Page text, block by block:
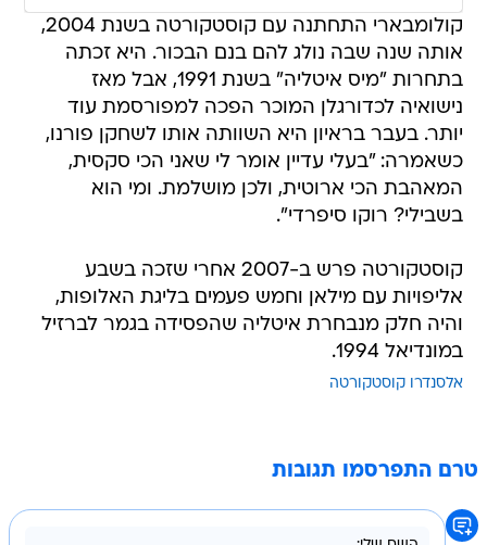
קולומבארי התחתנה עם קוסטקורטה בשנת 2004,
אותה שנה שבה נולג להם בנם הבכור. היא זכתה
בתחרות "מיס איטליה" בשנת 1991, אבל מאז
נישואיה לכדורגלן המוכר הפכה למפורסמת עוד
יותר. בעבר בראיון היא השוותה אותו לשחקן פורנו,
כשאמרה: "בעלי עדיין אומר לי שאני הכי סקסית,
המאהבת הכי ארוטית, ולכן מושלמת. ומי הוא
בשבילי? רוקו סיפרדי".
קוסטקורטה פרש ב-2007 אחרי שזכה בשבע
אליפויות עם מילאן וחמש פעמים בליגת האלופות,
והיה חלק מנבחרת איטליה שהפסידה בגמר לברזיל
במונדיאל 1994.
אלסנדרו קוסטקורטה
טרם התפרסמו תגובות